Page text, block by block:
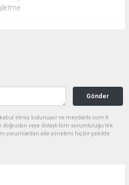
Gönder
kabul etmiş bulunuyor ve meydantv.com.tr
doğrudan veya dolaylı tüm sorumluluğu tek
yorumlardan site yönetimi hiçbir şekilde